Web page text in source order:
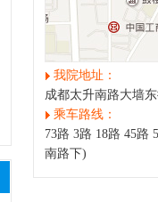
我院地址：
成都太升南路大墙
乘车路线：
73路 3路 18路 45路
南路下)